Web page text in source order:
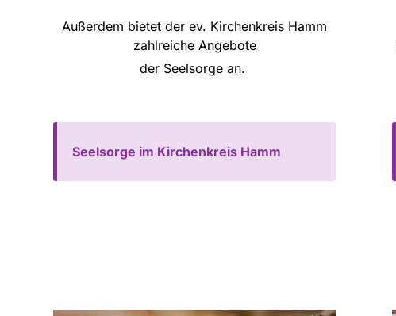
Außerdem bietet der ev. Kirchenkreis Hamm
zahlreiche Angebote
der Seelsorge an.
Seelsorge im Kirchenkreis Hamm